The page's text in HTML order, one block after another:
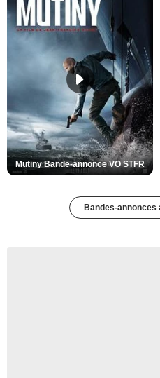
Mutiny Bande-annonce VO STFR
Bandes-annonces